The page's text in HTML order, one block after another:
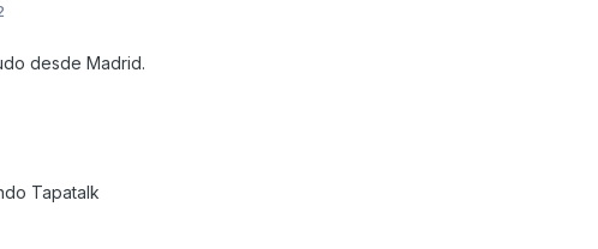
desde Madrid.
Tapatalk